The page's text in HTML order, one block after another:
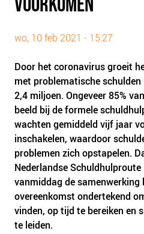
PLINKR NAZORG
DOORBRAAKMETHODE
COLLECTIEF SCHULDREGELEN
DE VOORZIENINGENWIJZER
NEDERLANDSE SCHULDHULPROUTE
OVER ONS
VISIE EN MISSIE
HET TEAM
ONZE PARTNERS
VACATURES
IN DE MEDIA
VOORKOMEN
wo, 10 feb 2021 - 15:27
Door het coronavirus groeit
met problematische
2,4 miljoen. Ongeveer 85%
beeld bij de formele
wachten gemiddeld vijf jaar
inschakelen, waardoor
problemen zich opstapelen.
Nederlandse
vanmiddag de samenwerking
overeenkomst ondertekend
vinden, op tijd te bereiken en
te leiden.